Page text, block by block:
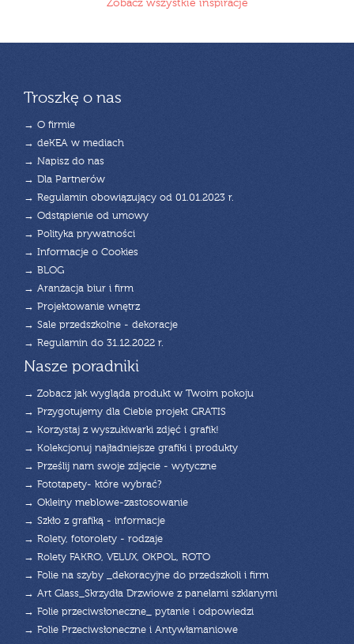
Zobacz wszystkie inspiracje
Troszkę o nas
→ O firmie
→ deKEA w mediach
→ Napisz do nas
→ Dla Partnerów
→ Regulamin obowiązujący od 01.01.2023 r.
→ Odstąpienie od umowy
→ Polityka prywatności
→ Informacje o Cookies
→ BLOG
→ Aranżacja biur i firm
→ Projektowanie wnętrz
→ Sale przedszkolne - dekoracje
→ Regulamin do 31.12.2022 r.
Nasze poradniki
→ Zobacz jak wygląda produkt w Twoim pokoju
→ Przygotujemy dla Ciebie projekt GRATIS
→ Korzystaj z wyszukiwarki zdjęć i grafik!
→ Kolekcjonuj najładniejsze grafiki i produkty
→ Prześlij nam swoje zdjęcie - wytyczne
→ Fototapety- które wybrać?
→ Okleiny meblowe-zastosowanie
→ Szkło z grafiką - informacje
→ Rolety, fotorolety - rodzaje
→ Rolety FAKRO, VELUX, OKPOL, ROTO
→ Folie na szyby _dekoracyjne do przedszkoli i firm
→ Art Glass_Skrzydła Drzwiowe z panelami szklanymi
→ Folie przeciwsłoneczne_ pytanie i odpowiedzi
→ Folie Przeciwsłoneczne i Antywłamaniowe